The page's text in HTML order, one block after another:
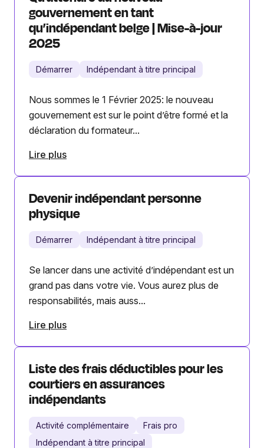
gouvernement en tant
qu’indépendant belge | Mise-à-jour
2025
Démarrer Indépendant à titre principal
Nous sommes le 1 Février 2025: le nouveau
gouvernement est sur le point d’être formé et la
déclaration du formateur...
Lire plus
Devenir indépendant personne
physique
Démarrer Indépendant à titre principal
Se lancer dans une activité d’indépendant est un
grand pas dans votre vie. Vous aurez plus de
responsabilités, mais auss...
Lire plus
Liste des frais déductibles pour les
courtiers en assurances
indépendants
Activité complémentaire
Frais pro
Indépendant à titre principal